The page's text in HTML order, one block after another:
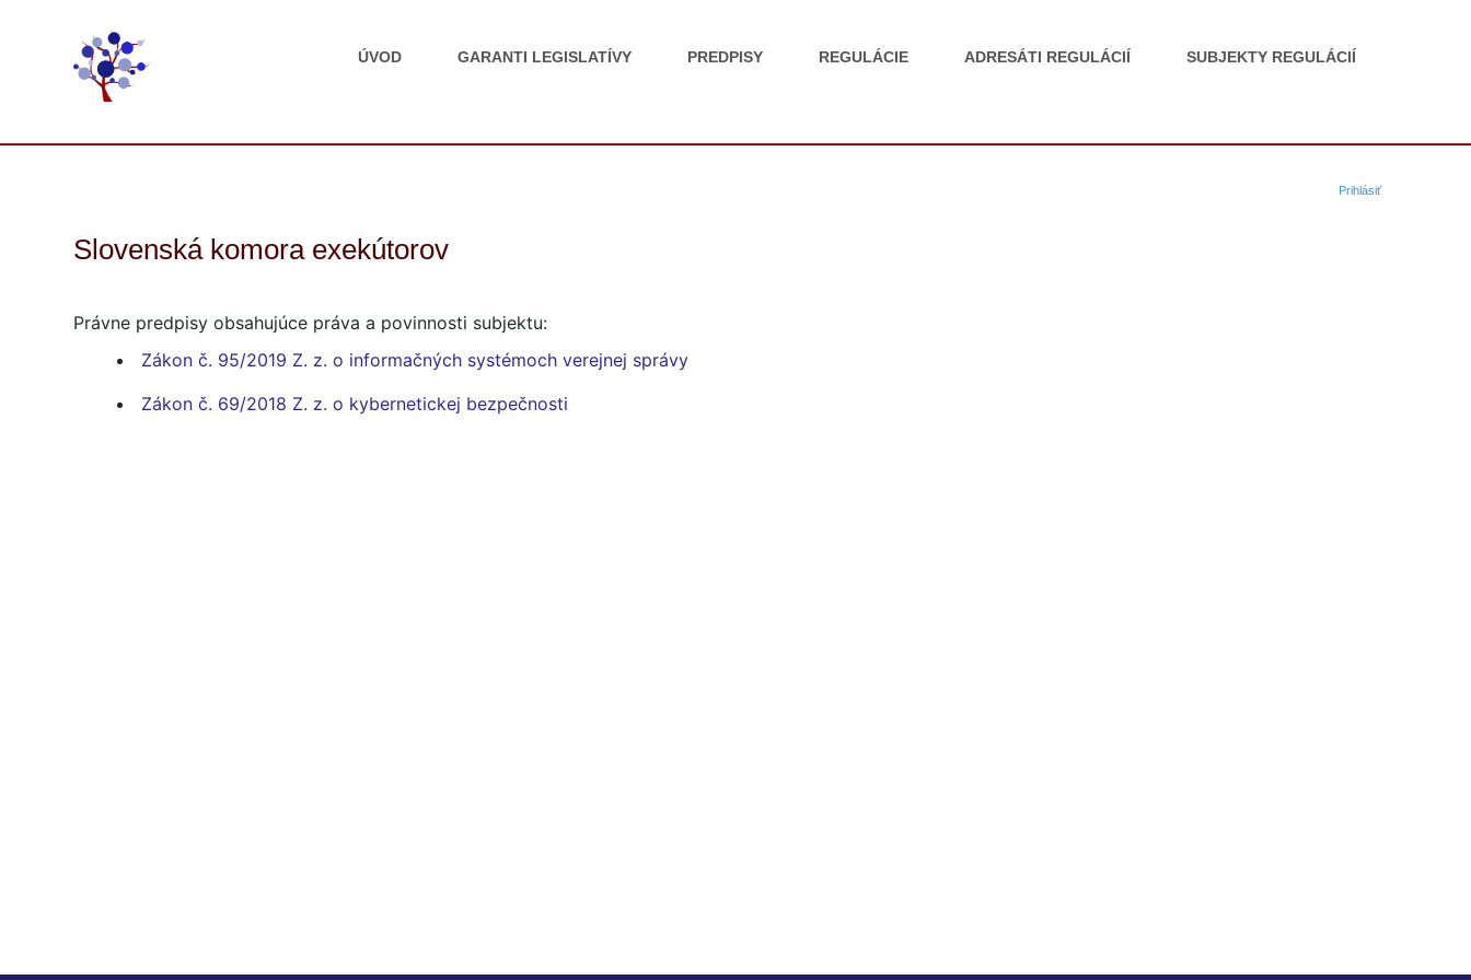
ÚVOD GARANTI LEGISLATÍVY PREDPISY REGULÁCIE ADRESÁTI REGULÁCIÍ SUBJEKTY REGULÁCIÍ
Prihlásiť
Slovenská komora exekútorov
Právne predpisy obsahujúce práva a povinnosti subjektu:
Zákon č. 95/2019 Z. z. o informačných systémoch verejnej správy
Zákon č. 69/2018 Z. z. o kybernetickej bezpečnosti